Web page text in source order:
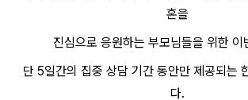
혼을
진심으로 응원하는 부모님들을 위한 이
단 5일간의 집중 상담 기간 동안만 제공되는
다.